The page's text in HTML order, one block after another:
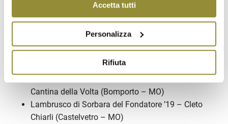
Accetta tutti
Personalizza
Rifiuta
ottenuto i “Tre Bicchieri”:
C. B. Pignoletto Frizzante ’19 – Floriano Cinti
(Sasso Marconi- BO)
Cantina della Volta (Bomporto – MO)
Lambrusco di Sorbara del Fondatore ’19 – Cleto
Chiarli (Castelvetro – MO)